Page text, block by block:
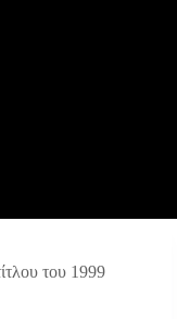
του 1999